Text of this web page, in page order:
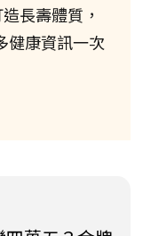
長壽體質，
健康資訊一次